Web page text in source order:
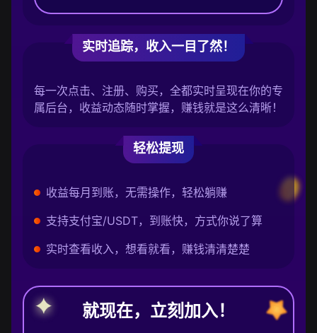
实时追踪，收入一目了然！
每一次点击、注册、购买，全都实时呈现在你的专
属后台，收益动态随时掌握，赚钱就是这么清晰！
轻松提现
收益每月到账，无需操作，轻松躺赚
支持支付宝/USDT，到账快，方式你说了算
实时查看收入，想看就看，赚钱清清楚楚
就现在，立刻加入！